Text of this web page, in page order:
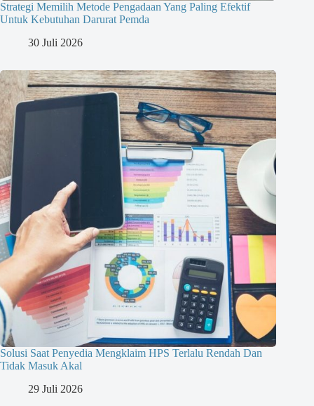
Strategi Memilih Metode Pengadaan Yang Paling Efektif
Untuk Kebutuhan Darurat Pemda
30 Juli 2026
Solusi Saat Penyedia Mengklaim HPS Terlalu Rendah Dan
Tidak Masuk Akal
29 Juli 2026